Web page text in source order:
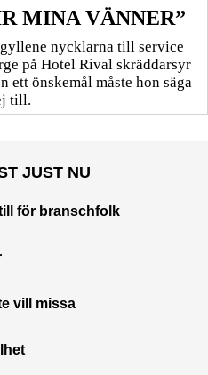
MINA VÄNNER”
nycklarna till service
på Hotel Rival skräddarsyr
ett önskemål måste hon säga
till.
JUST NU
för branschfolk
vill missa